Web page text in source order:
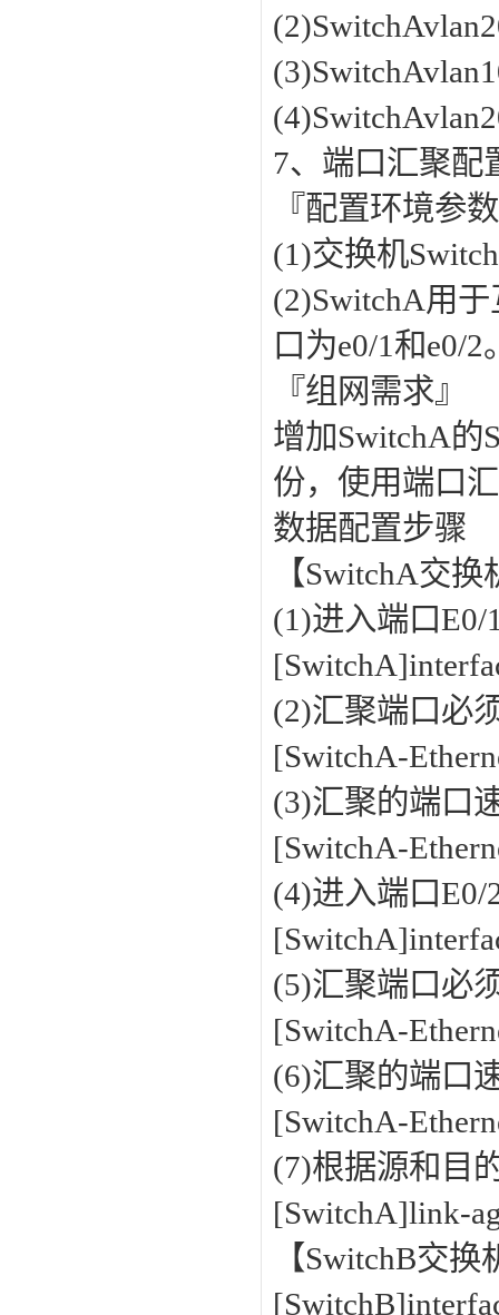
7、端口汇聚
『配置环境参
(1)交换机
(2)SwitchA用
口为e0/1和e0/
『组网需求』
增加SwitchA的
份，使用端口
数据配置步骤
【SwitchA交
(1)进入端口
(2)汇聚端口必
[SwitchA-
(3)汇聚的端口
[SwitchA-
(4)进入端口
(5)汇聚端口必
[SwitchA-
(6)汇聚的端口
[SwitchA-
(7)根据源和目
[SwitchA]link-
【SwitchB交